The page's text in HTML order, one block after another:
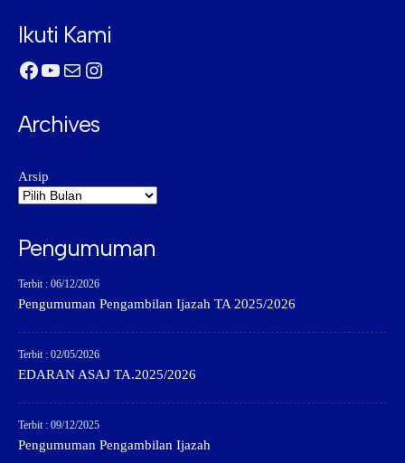
Ikuti Kami
Facebook
YouTube
MailInstagram
Archives
Arsip
Pengumuman
Terbit : 06/12/2026
Pengumuman Pengambilan Ijazah TA 2025/2026
Terbit : 02/05/2026
EDARAN ASAJ TA.2025/2026
Terbit : 09/12/2025
Pengumuman Pengambilan Ijazah